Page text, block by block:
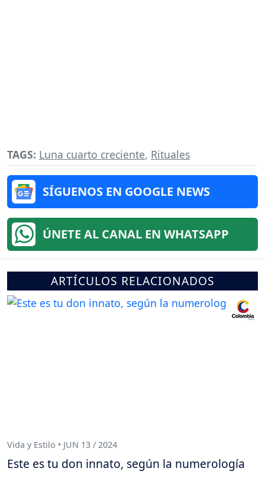
TAGS: Luna cuarto creciente, Rituales
SÍGUENOS EN GOOGLE NEWS
ÚNETE AL CANAL EN WHATSAPP
ARTÍCULOS RELACIONADOS
Vida y Estilo • JUN 13 / 2024
Este es tu don innato, según la numerología